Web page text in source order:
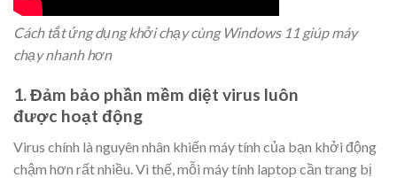
Cách tắt ứng dụng khởi chạy cùng Windows 11 giúp máy
chạy nhanh hơn
1. Đảm bảo phần mềm diệt virus luôn
được hoạt động
Virus chính là nguyên nhân khiến máy tính của bạn khởi động
chậm hơn rất nhiều. Vì thế, mỗi máy tính laptop cần trang bị